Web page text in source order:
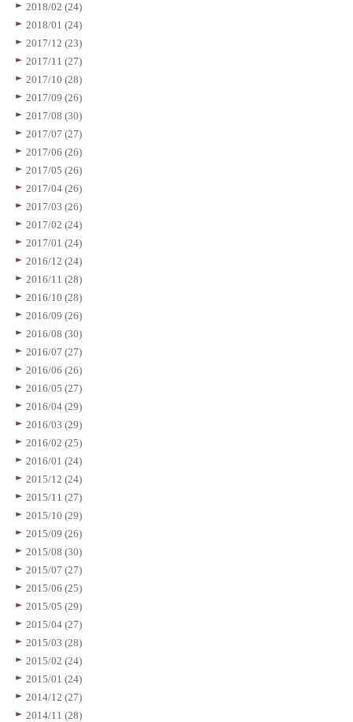
2018/02 (24)
2018/01 (24)
2017/12 (23)
2017/11 (27)
2017/10 (28)
2017/09 (26)
2017/08 (30)
2017/07 (27)
2017/06 (26)
2017/05 (26)
2017/04 (26)
2017/03 (26)
2017/02 (24)
2017/01 (24)
2016/12 (24)
2016/11 (28)
2016/10 (28)
2016/09 (26)
2016/08 (30)
2016/07 (27)
2016/06 (26)
2016/05 (27)
2016/04 (29)
2016/03 (29)
2016/02 (25)
2016/01 (24)
2015/12 (24)
2015/11 (27)
2015/10 (29)
2015/09 (26)
2015/08 (30)
2015/07 (27)
2015/06 (25)
2015/05 (29)
2015/04 (27)
2015/03 (28)
2015/02 (24)
2015/01 (24)
2014/12 (27)
2014/11 (28)